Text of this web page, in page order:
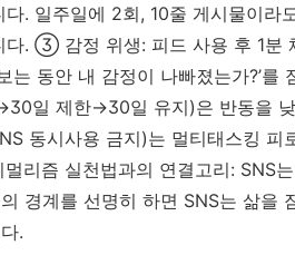
. 일주일에 2회, 10줄 게시물이라
다. ③ 감정 위생: 피드 사용 후 1분
는 동안 내 감정이 나빠졌는가?’를
일 제한→30일 유지)은 반동을
동시사용 금지)는 멀티태스킹 피
리즘 실천법과의 연결고리: SNS
경계를 선명히 하면 SNS는 삶을
.